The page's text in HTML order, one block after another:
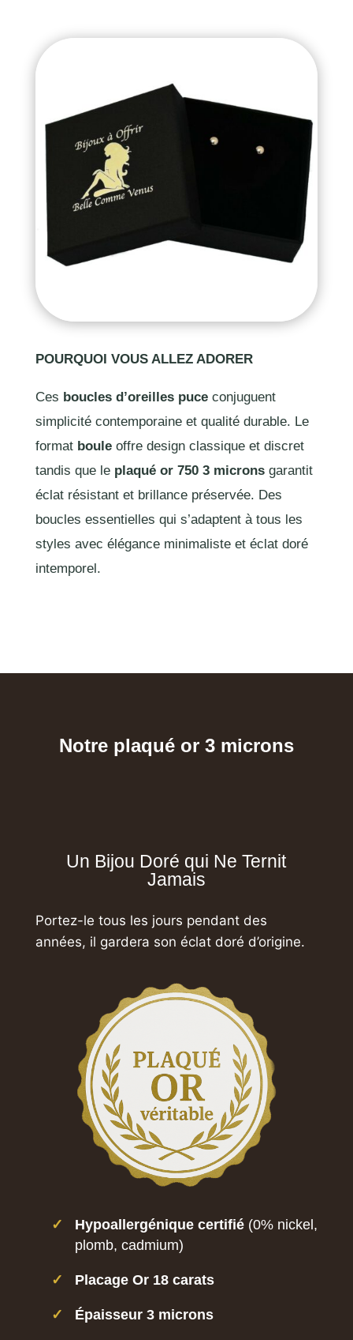
POURQUOI VOUS ALLEZ ADORER
Ces boucles d’oreilles puceconjuguent
simplicité contemporaine et qualité durable. Le
format bouleoffre design classique et discret
tandis que le plaqué or 750 3 micronsgarantit
éclat résistant et brillance préservée. Des
boucles essentielles qui s’adaptent à tous les
styles avec élégance minimaliste et éclat doré
intemporel.
Notre plaqué or 3 microns
Un Bijou Doré qui Ne Ternit
Jamais
Portez-le tous les jours pendant des
années, il gardera son éclat doré d’origine.
✓ Hypoallergénique certifié(0% nickel,
plomb, cadmium)
✓ Placage Or 18 carats
✓ Épaisseur 3 microns